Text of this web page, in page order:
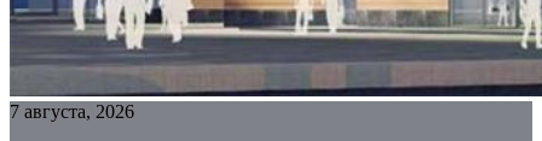
7 августа, 2026